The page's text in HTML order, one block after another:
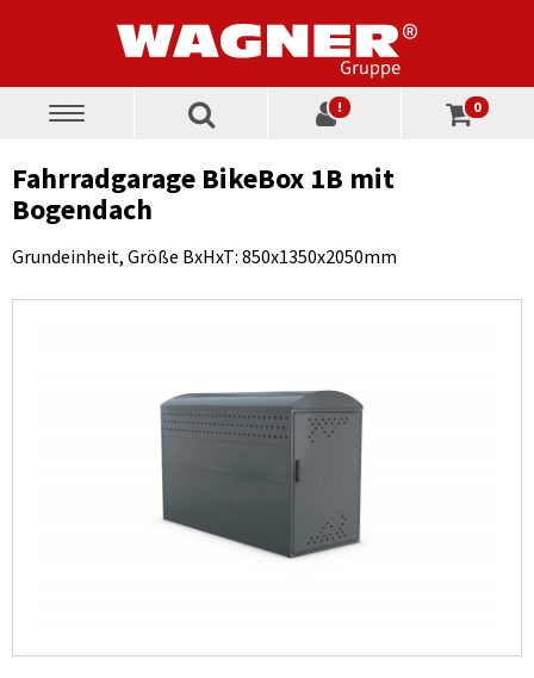
Toggle
! 0
Fahrradgarage BikeBox 1B mit
Bogendach
Grundeinheit, Größe BxHxT: 850x1350x2050mm